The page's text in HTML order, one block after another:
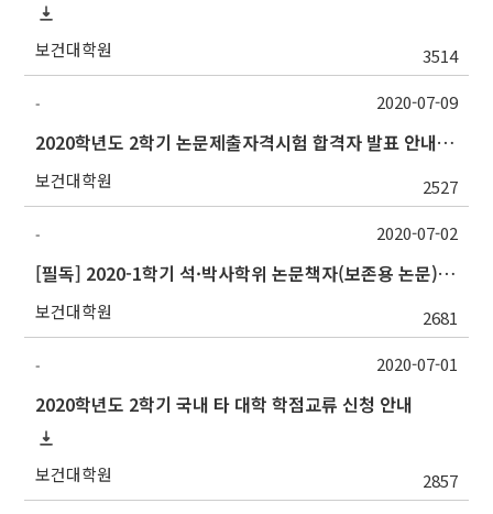
보건대학원 3514
-
2020학년도 2학기 논문제출자격시험 합격자 발표 안내(7/10 오전)
보건대학원 2527
2020-07-09
-
[필독] 2020-1학기 석·박사학위 논문책자(보존용 논문) 및 원문파일 제출 안내
보건대학원 2681
2020-07-02
-
2020학년도 2학기 국내 타 대학 학점교류 신청 안내
보건대학원 2857
2020-07-01